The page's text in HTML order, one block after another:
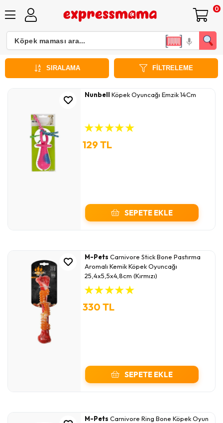
0
Plastik
FILTRELEME
SIRALAMA
Nunbell Köpek Oyuncağı Emzik 14Cm
★★★★★
129 TL
SEPETE EKLE
M-Pets Carnivore Stick Bone Pastırma
Aromalı Kemik Köpek Oyuncağı
25,4x5,5x4,8cm (Kırmızı)
★★★★★
330 TL
SEPETE EKLE
M-Pets Carnivore Ring Bone Köpek Oyun